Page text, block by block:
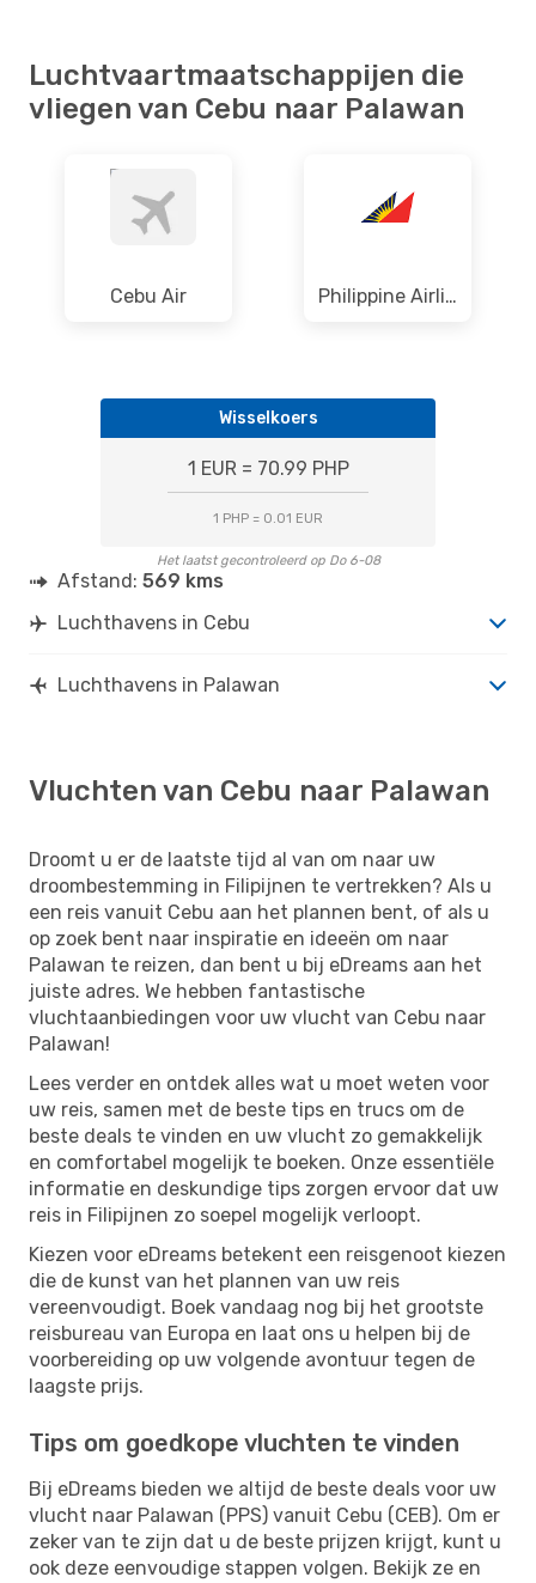
Luchtvaartmaatschappijen die
vliegen van Cebu naar Palawan
Cebu Air Philippine Airlines
Wisselkoers
1 EUR = 70.99 PHP
1 PHP = 0.01 EUR
Het laatst gecontroleerd op Do 6-08
Afstand: 569 kms
Luchthavens in Cebu
Luchthavens in Palawan
Vluchten van Cebu naar Palawan
Droomt u er de laatste tijd al van om naar uw
droombestemming in Filipijnen te vertrekken? Als u
een reis vanuit Cebu aan het plannen bent, of als u
op zoek bent naar inspiratie en ideeën om naar
Palawan te reizen, dan bent u bij eDreams aan het
juiste adres. We hebben fantastische
vluchtaanbiedingen voor uw vlucht van Cebu naar
Palawan!
Lees verder en ontdek alles wat u moet weten voor
uw reis, samen met de beste tips en trucs om de
beste deals te vinden en uw vlucht zo gemakkelijk
en comfortabel mogelijk te boeken. Onze essentiële
informatie en deskundige tips zorgen ervoor dat uw
reis in Filipijnen zo soepel mogelijk verloopt.
Kiezen voor eDreams betekent een reisgenoot kiezen
die de kunst van het plannen van uw reis
vereenvoudigt. Boek vandaag nog bij het grootste
reisbureau van Europa en laat ons u helpen bij de
voorbereiding op uw volgende avontuur tegen de
laagste prijs.
Tips om goedkope vluchten te vinden
Bij eDreams bieden we altijd de beste deals voor uw
vlucht naar Palawan (PPS) vanuit Cebu (CEB). Om er
zeker van te zijn dat u de beste prijzen krijgt, kunt u
ook deze eenvoudige stappen volgen. Bekijk ze en